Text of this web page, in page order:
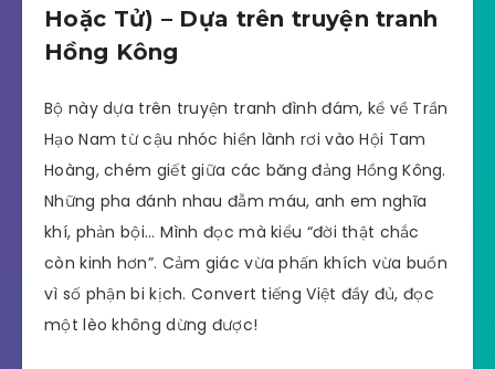
Hoặc Tử) – Dựa trên truyện tranh
Hồng Kông
Bộ này dựa trên truyện tranh đình đám, kể về Trần
Hạo Nam từ cậu nhóc hiền lành rơi vào Hội Tam
Hoàng, chém giết giữa các băng đảng Hồng Kông.
Những pha đánh nhau đẫm máu, anh em nghĩa
khí, phản bội… Mình đọc mà kiểu “đời thật chắc
còn kinh hơn”. Cảm giác vừa phấn khích vừa buồn
vì số phận bi kịch. Convert tiếng Việt đầy đủ, đọc
một lèo không dừng được!